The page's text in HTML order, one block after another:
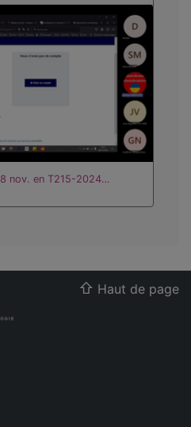
nov. en T215-2024…
Haut de page